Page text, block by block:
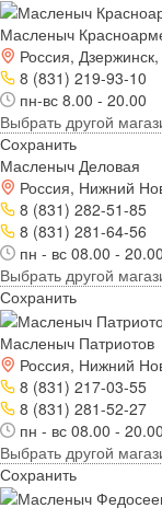
Масленыч
Россия,
8 (831) 219-93-10
пн-вс 8.00 - 20.00
Выбрать другой
Сохранить
Масленыч Деловая
Россия, Нижний
8 (831) 282-51-85
8 (831) 281-64-56
пн - вс 08.00 - 20.00
Выбрать другой
Сохранить
Масленыч Патриотов
Россия, Нижний
8 (831) 217-03-55
8 (831) 281-52-27
пн - вс 08.00 - 20.00
Выбрать другой
Сохранить